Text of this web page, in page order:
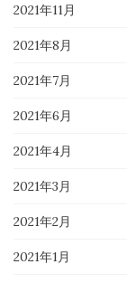
2021年11月
2021年8月
2021年7月
2021年6月
2021年4月
2021年3月
2021年2月
2021年1月